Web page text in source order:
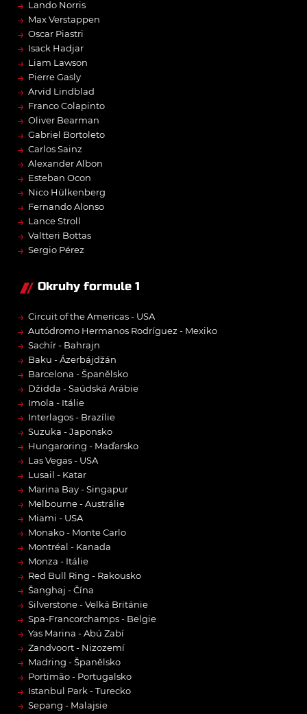
→ Lando Norris
→ Max Verstappen
→ Oscar Piastri
→ Isack Hadjar
→ Liam Lawson
→ Pierre Gasly
→ Arvid Lindblad
→ Franco Colapinto
→ Oliver Bearman
→ Gabriel Bortoleto
→ Carlos Sainz
→ Alexander Albon
→ Esteban Ocon
→ Nico Hülkenberg
→ Fernando Alonso
→ Lance Stroll
→ Valtteri Bottas
→ Sergio Pérez
Okruhy formule 1
→ Circuit of the Americas - USA
→ Autódromo Hermanos Rodríguez - Mexiko
→ Sachír - Bahrajn
→ Baku - Ázerbájdžán
→ Barcelona - Španělsko
→ Džidda - Saúdská Arábie
→ Imola - Itálie
→ Interlagos - Brazílie
→ Suzuka - Japonsko
→ Hungaroring - Maďarsko
→ Las Vegas - USA
→ Lusail - Katar
→ Marina Bay - Singapur
→ Melbourne - Austrálie
→ Miami - USA
→ Monako - Monte Carlo
→ Montréal - Kanada
→ Monza - Itálie
→ Red Bull Ring - Rakousko
→ Šanghaj - Čína
→ Silverstone - Velká Británie
→ Spa-Francorchamps - Belgie
→ Yas Marina - Abú Zabí
→ Zandvoort - Nizozemí
→ Madring - Španělsko
→ Portimão - Portugalsko
→ Istanbul Park - Turecko
→ Sepang - Malajsie